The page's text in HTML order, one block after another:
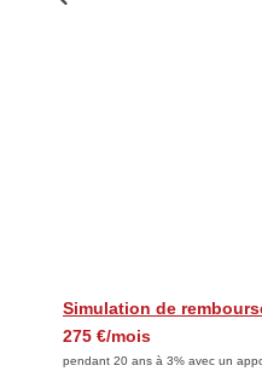
Simulation de
275 €/mois
pendant 20 ans à 3% avec un